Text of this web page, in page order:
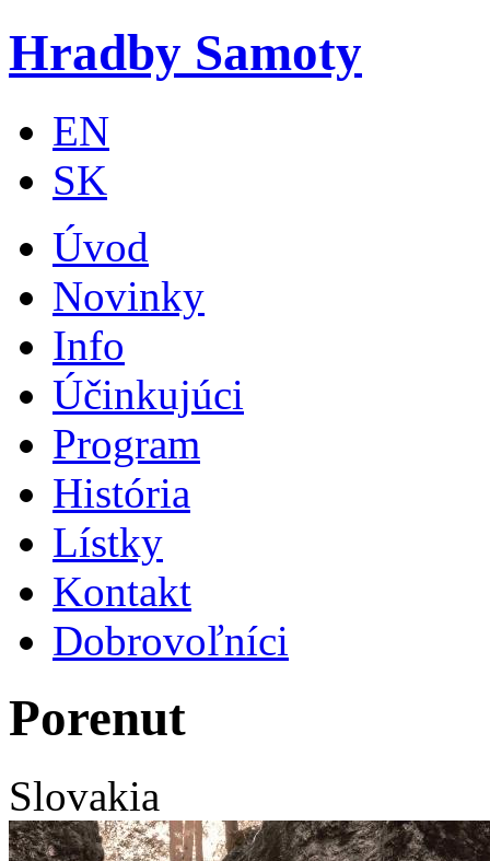
Skip to main content
Hradby Samoty
EN
SK
Úvod
Novinky
Info
Účinkujúci
Program
História
Lístky
Kontakt
Dobrovoľníci
Porenut
Slovakia